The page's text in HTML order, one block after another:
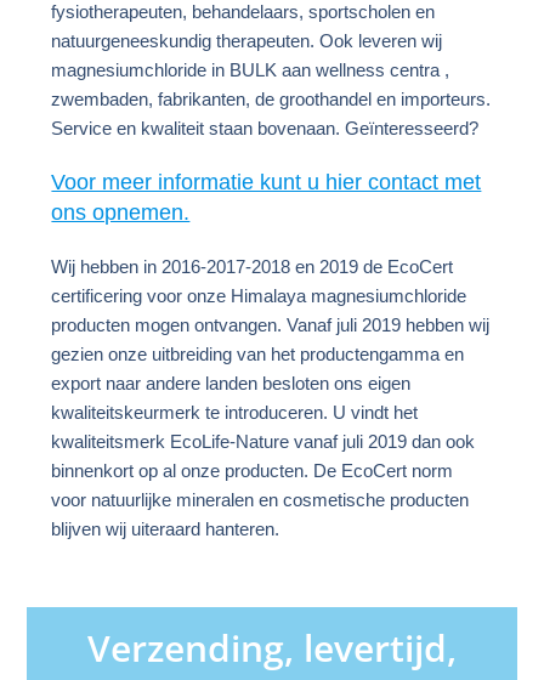
fysiotherapeuten, behandelaars, sportscholen en
natuurgeneeskundig therapeuten. Ook leveren wij
magnesiumchloride in BULK aan wellness centra ,
zwembaden, fabrikanten, de groothandel en importeurs.
Service en kwaliteit staan bovenaan. Geïnteresseerd?
Voor meer informatie kunt u hier contact met
ons opnemen.
Wij hebben in 2016-2017-2018 en 2019 de EcoCert
certificering voor onze Himalaya magnesiumchloride
producten mogen ontvangen. Vanaf juli 2019 hebben wij
gezien onze uitbreiding van het productengamma en
export naar andere landen besloten ons eigen
kwaliteitskeurmerk te introduceren. U vindt het
kwaliteitsmerk EcoLife-Nature vanaf juli 2019 dan ook
binnenkort op al onze producten. De EcoCert norm
voor natuurlijke mineralen en cosmetische producten
blijven wij uiteraard hanteren.
Verzending, levertijd,